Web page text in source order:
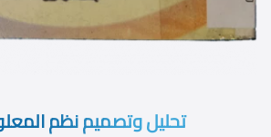
تحليل وتصميم نظم